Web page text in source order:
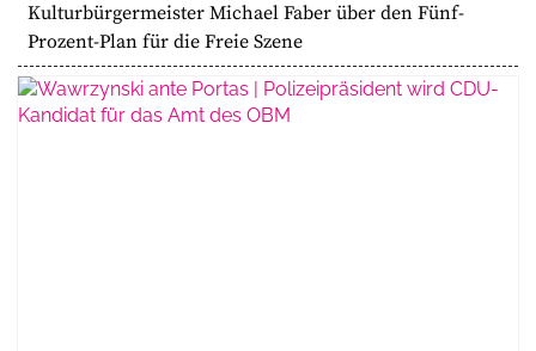
Kulturbürgermeister Michael Faber über den Fünf-
Prozent-Plan für die Freie Szene